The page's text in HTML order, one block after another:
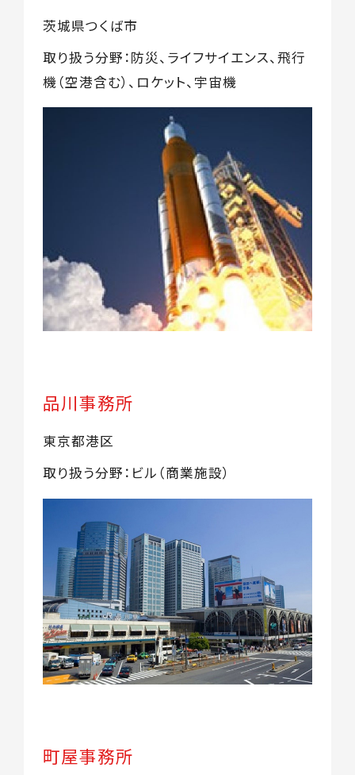
茨城県つくば市
取り扱う分野：防災、ライフサイエンス、飛行
機（空港含む）、ロケット、宇宙機
品川事務所
東京都港区
取り扱う分野：ビル（商業施設）
町屋事務所